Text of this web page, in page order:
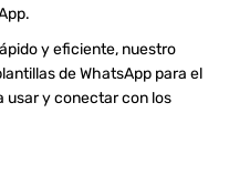
y eficiente, nuestro
de WhatsApp para el
usar y conectar con los